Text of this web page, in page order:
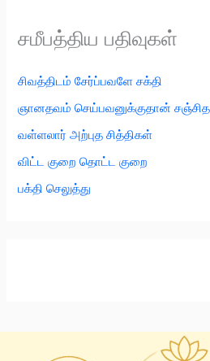
சமீபத்திய பதிவுகள்
சிவத்திடம் சேர்ப்பவளே சக்தி
ஞானதவம் செய்பவனுக்குதான்
வள்ளலார் அற்புத சித்திகள்
விட்ட குறை தொட்ட குறை
பக்தி செலுத்து